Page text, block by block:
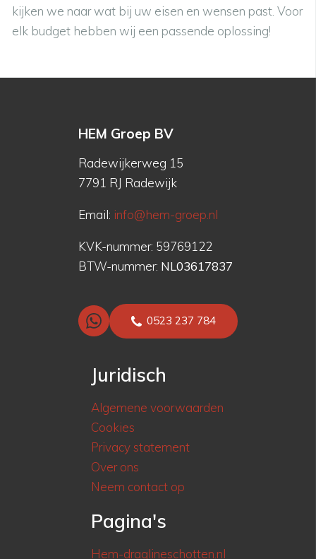
kijken we naar wat bij uw eisen en wensen past. Voor
elk budget hebben wij een passende oplossing!
Juridisch
Algemene voorwaarden
Cookies
Privacy statement
Over ons
Neem contact op
Pagina's
Hem-draglineschotten.nl
HEM Groep BV
Radewijkerweg 15
7791 RJ Radewijk
Email: info@hem-groep.nl
KVK-nummer: 59769122
BTW-nummer: NL03617837
0523 237 784